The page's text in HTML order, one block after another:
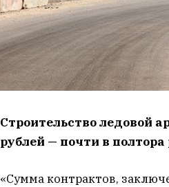
Строительство ледовой
рублей — почти в
«Сумма контрактов,